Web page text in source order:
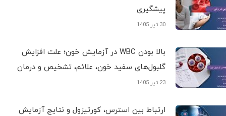
پیشگیری
30 تیر 1405
بالا بودن WBC در آزمایش خون؛ علت افزایش
گلبول‌های سفید خون، علائم، تشخیص و درمان
23 تیر 1405
ارتباط بین استرس، کورتیزول و نتایج آزمایش